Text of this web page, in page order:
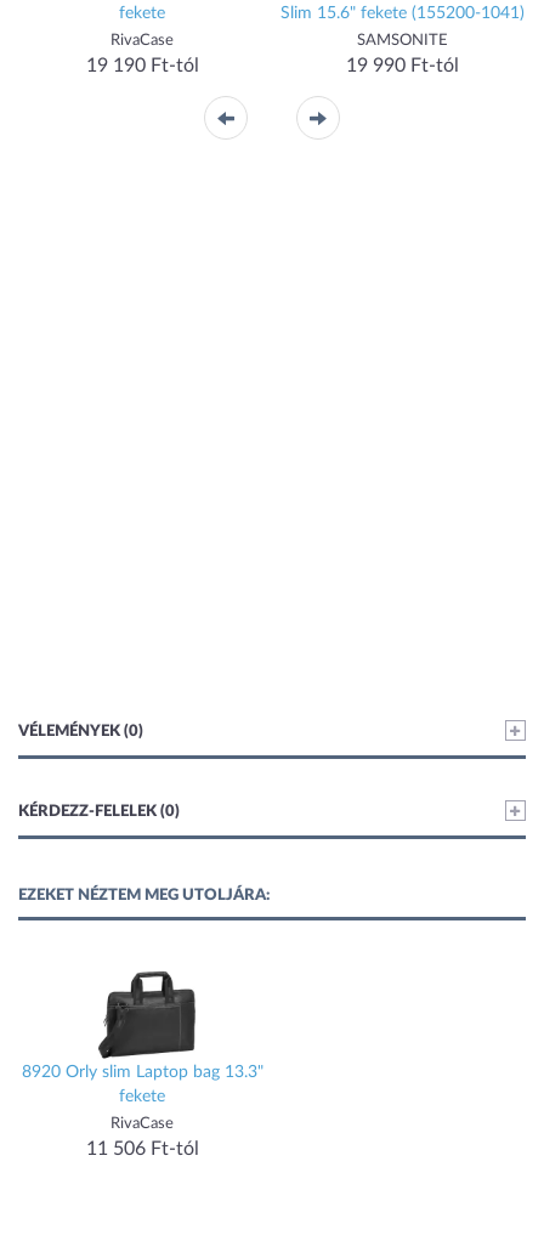
fekete
RivaCase
19 190 Ft-tól
Slim 15.6" fekete (155200-1041)
SAMSONITE
19 990 Ft-tól
VÉLEMÉNYEK (0)
KÉRDEZZ-FELELEK (0)
EZEKET NÉZTEM MEG UTOLJÁRA:
8920 Orly slim Laptop bag 13.3"
fekete
RivaCase
11 506 Ft-tól